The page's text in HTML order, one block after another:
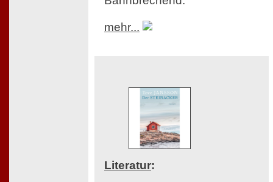
mehr...
Literatur: